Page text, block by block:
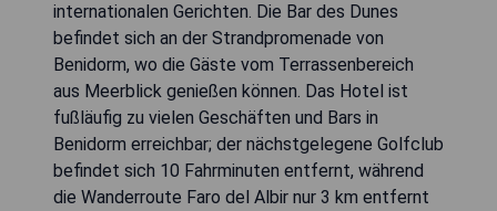
internationalen Gerichten. Die Bar des Dunes
befindet sich an der Strandpromenade von
Benidorm, wo die Gäste vom Terrassenbereich
aus Meerblick genießen können. Das Hotel ist
fußläufig zu vielen Geschäften und Bars in
Benidorm erreichbar; der nächstgelegene Golfclub
befindet sich 10 Fahrminuten entfernt, während
die Wanderroute Faro del Albir nur 3 km entfernt